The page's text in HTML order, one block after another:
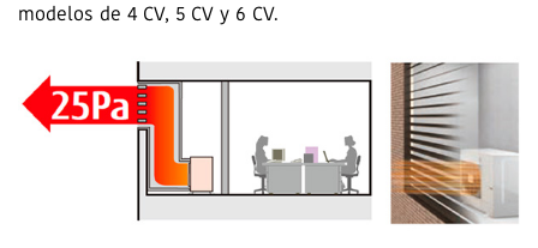
modelos de 4 CV, 5 CV y 6 CV.